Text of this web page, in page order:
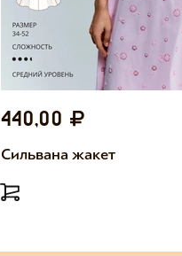
440,00
Сильвана жакет